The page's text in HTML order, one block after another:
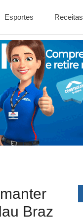
Esportes Receitas
Braz